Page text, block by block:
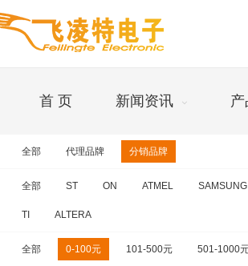
首 页 新闻资讯
全部 代理品牌 分销品牌
全部 ST ON ATMEL SAMSUNG
TI ALTERA
全部 0-100元 101-500元 501-1000